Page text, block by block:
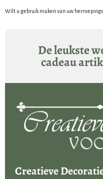
Wilt u gebruik maken van uw
De leukste
cadeau
Creatieve